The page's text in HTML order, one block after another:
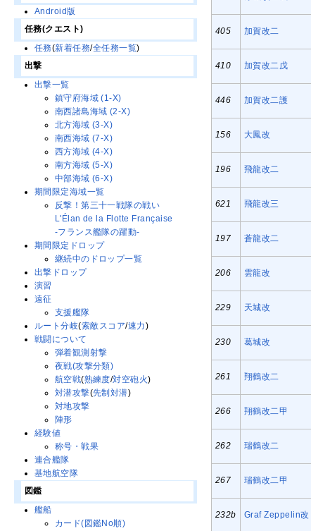
405 加賀改二
410 加賀改二戊
446 加賀改二護
156 大鳳改
196 飛龍改二
621 飛龍改三
197 蒼龍改二
206 雲龍改
229 天城改
230 葛城改
261 翔鶴改二
266 翔鶴改二甲
262 瑞鶴改二
267 瑞鶴改二甲
232b Graf Zeppelin改
Android版
任務(クエスト)
任務(新着任務/全任務一覧)
出撃
出撃一覧
鎮守府海域 (1-X)
南西諸島海域 (2-X)
北方海域 (3-X)
南西海域 (7-X)
西方海域 (4-X)
南方海域 (5-X)
中部海域 (6-X)
期間限定海域一覧
反撃！第三十一戦隊の戦い
L'Élan de la Flotte Française
-フランス艦隊の躍動-
期間限定ドロップ
継続中のドロップ一覧
出撃ドロップ
演習
遠征
支援艦隊
ルート分岐(索敵スコア/速力)
戦闘について
弾着観測射撃
夜戦(攻撃分類)
航空戦(熟練度/対空砲火)
対潜攻撃(先制対潜)
対地攻撃
陣形
経験値
称号・戦果
連合艦隊
基地航空隊
図鑑
艦船
カード(図鑑No順)